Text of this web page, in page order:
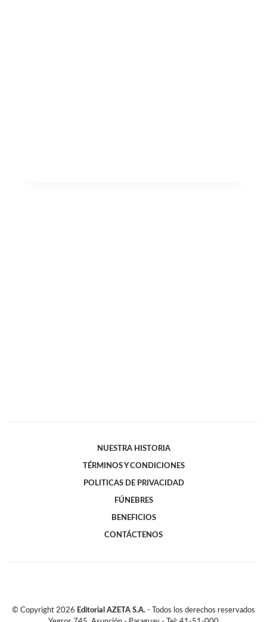
NUESTRA HISTORIA
TÉRMINOS Y CONDICIONES
POLITICAS DE PRIVACIDAD
FÚNEBRES
BENEFICIOS
CONTÁCTENOS
© Copyright 2026 Editorial AZETA S.A. - Todos los derechos reservados